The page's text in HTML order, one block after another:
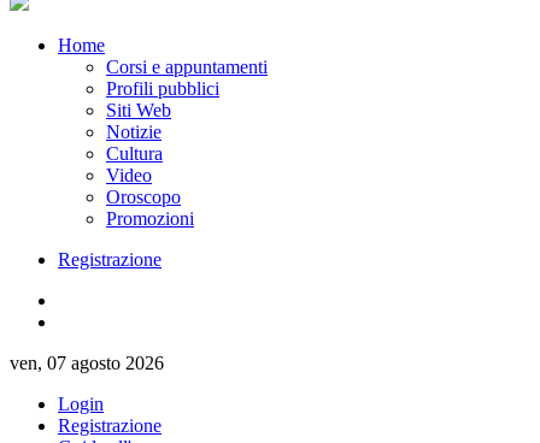
Home
Corsi e appuntamenti
Profili pubblici
Siti Web
Notizie
Cultura
Video
Oroscopo
Promozioni
Registrazione
ven, 07 agosto 2026
Login
Registrazione